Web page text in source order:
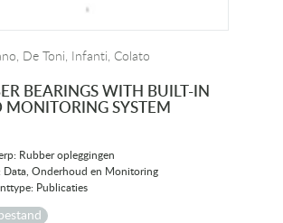
De Toni, Infanti, Colato
BEARINGS WITH BUILT-IN
MONITORING SYSTEM
Rubber opleggingen
Data, Onderhoud en Monitoring
Publicaties